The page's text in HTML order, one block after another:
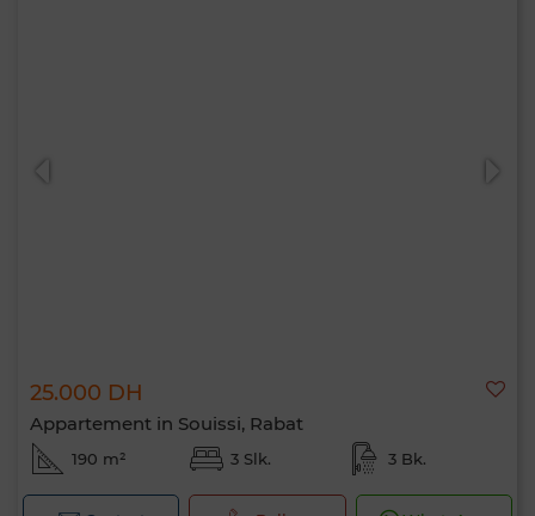
25.000 DH
Appartement in Souissi, Rabat
190 m² 3 Slk. 3 Bk.